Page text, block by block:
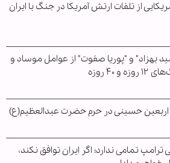
از تلفات ارتش آمریکا در جنگ با ایران
بهزاد" و "پوریا صفوت" از عوامل موساد و
۴۰ روزه
اربعین حسینی در حرم حضرت عبدالعظیم(ع)
ترامپ تمامی ندارد؛ اگر ایران توافق نکند،